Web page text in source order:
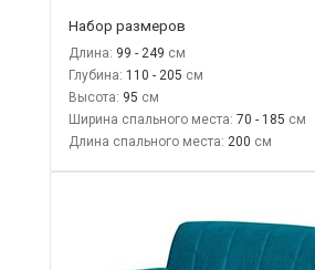
Набор размеров
Длина: 99 - 249
Глубина: 110 - 205
Высота: 95
Ширина спального места: 70 - 185
Длина спального места: 200